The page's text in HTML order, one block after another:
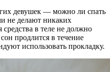
девушек — можно ли спать
не делают никаких
в теле не должно
продлится в течение
использовать прокладку.